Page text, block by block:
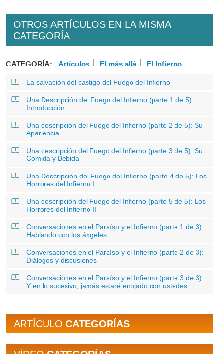
OTROS ARTÍCULOS EN LA MISMA
CATEGORÍA
CATEGORÍA: Artículos El más allá El Infierno
La salvación del castigo del Fuego del Infierno
Una Descripción del Fuego del Infierno (parte 1 de 5):
Introducción
Una descripción del Fuego del Infierno (parte 2 de 5): Su
Apariencia
Una descripción del Fuego del Infierno (parte 3 de 5): Su
Comida y Bebida
Una Descripción del Fuego del Infierno (parte 4 de 5): Los
Horrores del Infierno I
Una descripción del Fuego del Infierno (parte 5 de 5): Los
Horrores del Infierno II
Conversaciones en el Paraíso y el Infierno (parte 1 de 3):
Hablando con los ángeles
Conversaciones en el Paraíso y el Infierno (parte 2 de 3):
Diálogos y discusiones
Conversaciones en el Paraíso y el Infierno (parte 3 de 3):
Y en lo sucesivo, jamás estaré enojado con ustedes
ARTÍCULO CATEGORÍAS